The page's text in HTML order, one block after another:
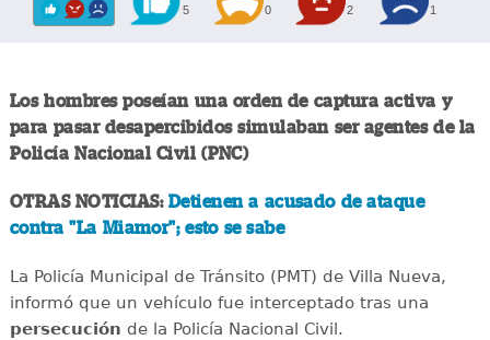
5 0 2 1
Los hombres poseían una orden de captura activa y
para pasar desapercibidos simulaban ser agentes de la
Policía Nacional Civil (PNC)
OTRAS NOTICIAS: Detienen a acusado de ataque
contra "La Miamor"; esto se sabe
La Policía Municipal de Tránsito (PMT) de Villa Nueva,
informó que un vehículo fue interceptado tras una
persecución de la Policía Nacional Civil.